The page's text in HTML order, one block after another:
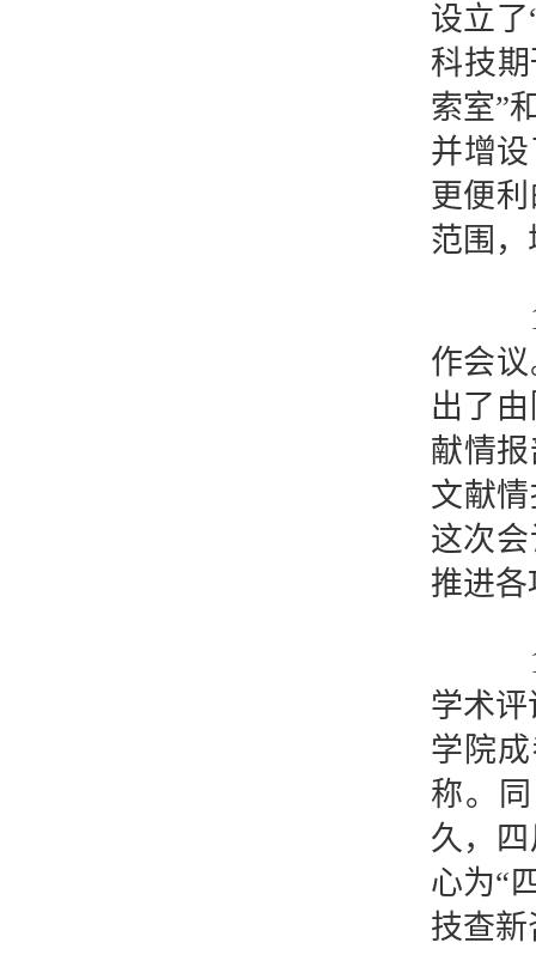
设立
科技
索室”
并增
更便
范围
作会
出了
献情
文献
这次
推进
学术
学院
称。
久，
心为“
技查新